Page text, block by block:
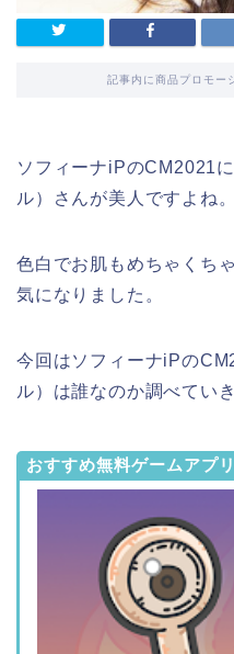
記事内に商品プロモー
ソフィーナiPのCM2021
ル）さんが美人ですよね。
色白でお肌もめちゃくち
気になりました。
今回はソフィーナiPの
ル）は誰なのか調べてい
おすすめ無料ゲームアプリ